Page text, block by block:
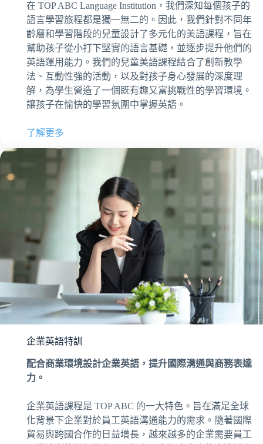
在 TOP ABC Language Institution，我們深知每個孩子的
語言學習旅程都是獨一無二的。因此，我們針對不同年
齡層和學習階段的兒童設計了多元化的美語課程，旨在
幫助孩子從小打下堅實的語言基礎，並逐步提升他們的
英語運用能力。我們的兒童美語課程結合了創新教學
法、互動性強的活動，以及對孩子身心發展的深度理
解，為學生營造了一個既有趣又富挑戰性的學習環境。
讓孩子在愉快的學習氛圍中掌握英語。
了解更多
企業英語特訓
配合商業環境設計企業英語，提升國際溝通與商務表達
力。
企業英語課程是 TOP ABC 的一大特色。旨在滿足全球
化背景下企業對於員工英語溝通能力的需求。隨著國際
貿易與跨國合作的日益增長，越來越多的企業需要員工